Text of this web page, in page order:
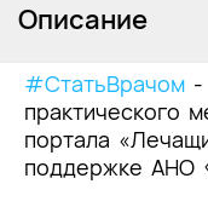
Описание
#СтатьВрачом -
практического
портала
поддержке АНО